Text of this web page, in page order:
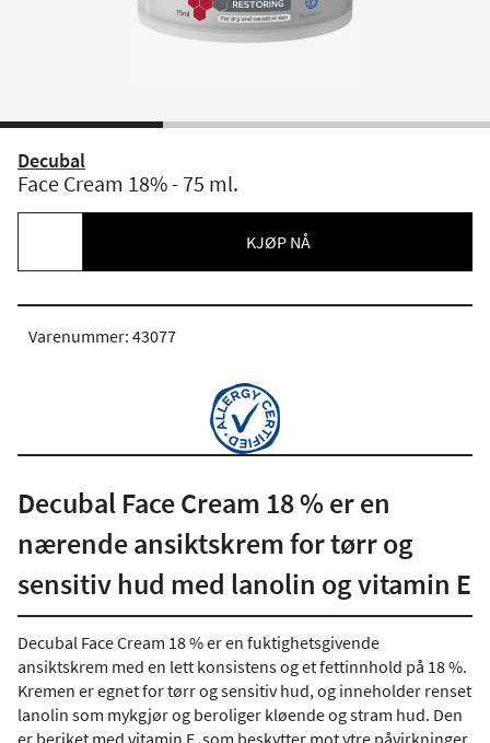
Decubal
Face Cream 18% - 75 ml.
KJØP NÅ
Varenummer: 43077
Decubal Face Cream 18 % er en
nærende ansiktskrem for tørr og
sensitiv hud med lanolin og vitamin E
Decubal Face Cream 18 % er en fuktighetsgivende
ansiktskrem med en lett konsistens og et fettinnhold på 18 %.
Kremen er egnet for tørr og sensitiv hud, og inneholder renset
lanolin som mykgjør og beroliger kløende og stram hud. Den
er beriket med vitamin E, som beskytter mot ytre påvirkninger